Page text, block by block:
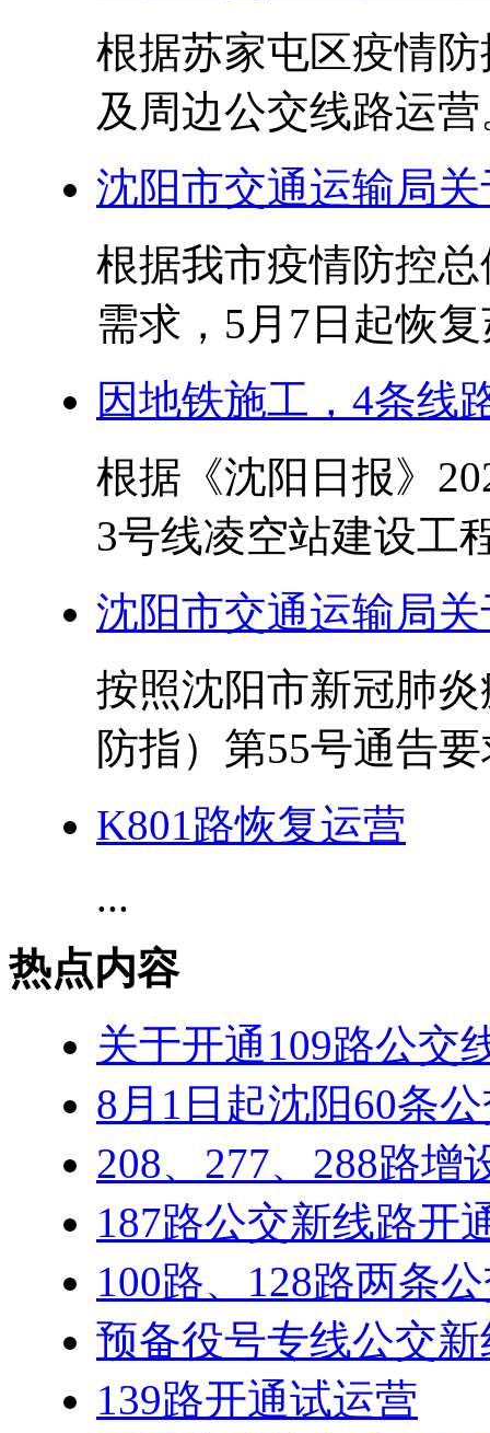
根据苏家屯区疫情
及周边公交线路运
沈阳市交通运输局
根据我市疫情防控
需求，5月7日起恢
因地铁施工，4条线
根据《沈阳日报》
3号线凌空站建设工
沈阳市交通运输局
按照沈阳市新冠肺
防指）第55号通告
K801路恢复运营
...
热点内容
关于开通109路公交
8月1日起沈阳60条
208、277、288路增
187路公交新线路开
100路、128路两条
预备役号专线公交
139路开通试运营